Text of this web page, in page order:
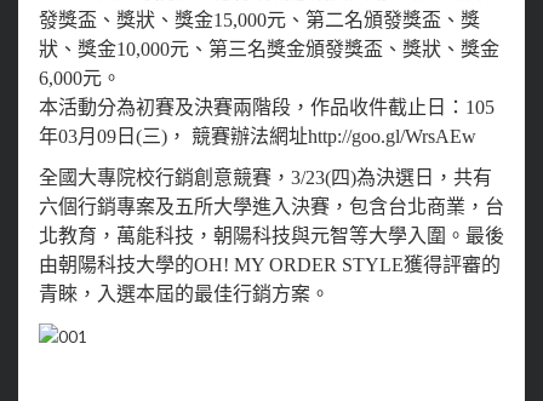
發獎盃、獎狀、獎金15,000元、第二名頒發獎盃、獎
狀、獎金10,000元、第三名獎金頒發獎盃、獎狀、獎金
6,000元。
本活動分為初賽及決賽兩階段，作品收件截止日：105
年03月09日(三)， 競賽辦法網址http://goo.gl/WrsAEw
全國大專院校行銷創意競賽，3/23(四)為決選日，共有
六個行銷專案及五所大學進入決賽，包含台北商業，台
北教育，萬能科技，朝陽科技與元智等大學入圍。 最後
由朝陽科技大學的OH! MY ORDER STYLE獲得評審的
青睞，入選本屆的最佳行銷方案。